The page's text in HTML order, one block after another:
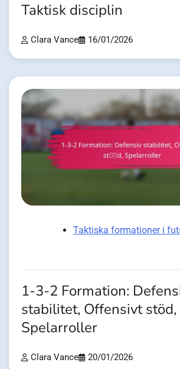
Taktisk disciplin
Clara Vance 16/01/2026
Taktiska formationer i
1-3-2 Formation:
stabilitet, Offensivt stöd,
Spelarroller
Clara Vance 20/01/2026